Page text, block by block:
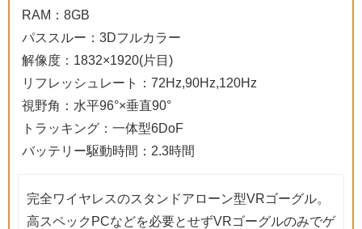
RAM：8GB
パススルー：3Dフルカラー
解像度：1832×1920(片目)
リフレッシュレート：72Hz,90Hz,120Hz
視野角：水平96°×垂直90°
トラッキング：一体型6DoF
バッテリー駆動時間：2.3時間
完全ワイヤレスのスタンドアローン型VRゴーグル。
高スペックPCなどを必要とせずVRゴーグルのみでゲ